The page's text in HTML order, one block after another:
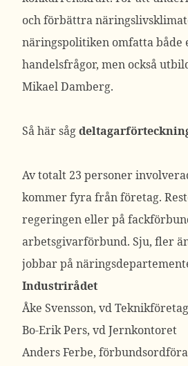
och förbättra
näringspolitiken omfatta både
handelsfrågor, men också
Mikael Damberg.
Så här såg
Av totalt 23 personer
kommer fyra från företag.
regeringen eller på
arbetsgivarförbund. Sju, fler
jobbar på
Industrirådet
Åke Svensson, vd
Bo-Erik Pers, vd Jernkontoret
Anders Ferbe,